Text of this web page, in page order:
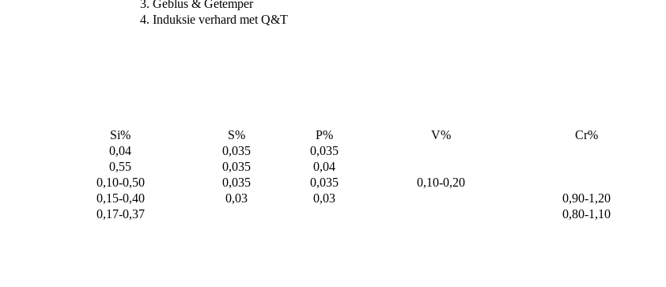
3. Geblus & Getemper
4. Induksie verhard met Q&T
Si% S% P% V%
Cr%
0,04 0,035
0,035
0,55 0,035
0,04
0,10-0,50 0,035 0,035
0,10-0,20
0,15-0,40 0,03 0,03
0,90-1,20
0,17-0,37 0,80-1,10